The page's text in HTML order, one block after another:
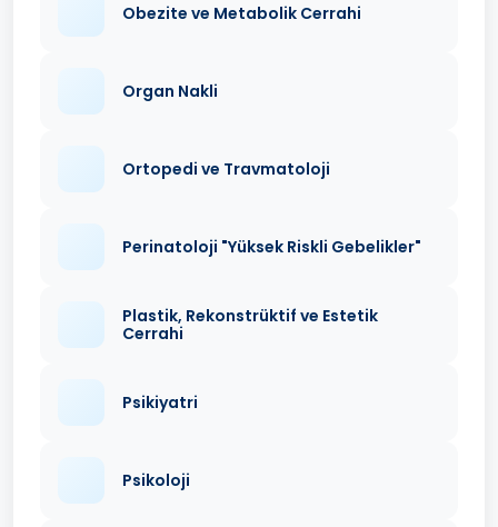
Obezite ve Metabolik Cerrahi
Organ Nakli
Ortopedi ve Travmatoloji
Perinatoloji "Yüksek Riskli Gebelikler"
Plastik, Rekonstrüktif ve Estetik
Cerrahi
Psikiyatri
Psikoloji